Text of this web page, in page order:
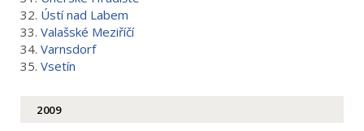
32. Ústí nad Labem
33. Valašské Meziříčí
34. Varnsdorf
35. Vsetín
2009